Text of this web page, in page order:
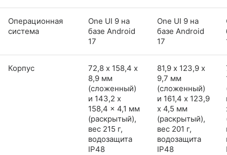
Операционная
система
One UI 9 на
базе Android
17
One UI 9 на
базе Android
17
Корпус
72,8 х 158,4 х
8,9 мм
(сложенный)
и 143,2 x
158,4 x 4,1 мм
(раскрытый),
вес 215 г,
водозащита
IP48
81,9 х 123,9 х
9,7 мм
(сложенный)
и 161,4 x 123,9
x 4,5 мм
(раскрытый),
вес 201 г,
водозащита
IP48